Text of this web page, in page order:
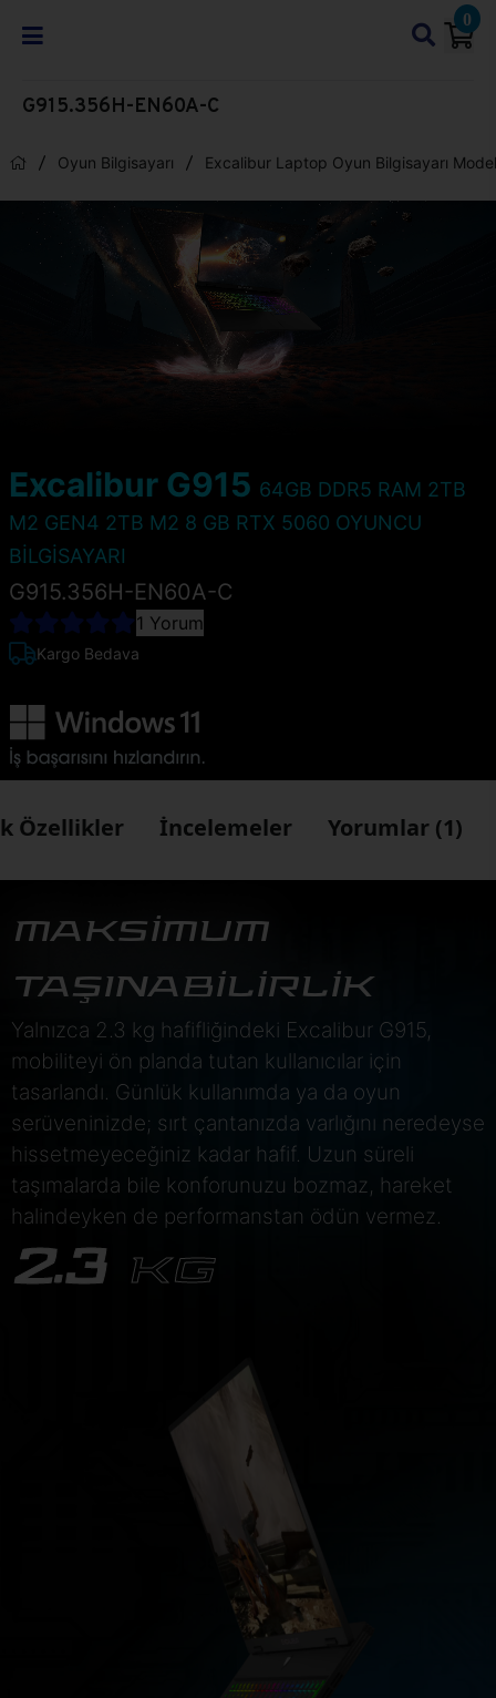
0
G915.356H-EN60A-C
Oyun Bilgisayarı Excalibur Laptop Oyun Bilgisayarı
Excalibur G915 64GB DDR5 RAM 2TB
M2 GEN4 2TB M2 8 GB RTX 5060 OYUNCU
BİLGİSAYARI
G915.356H-EN60A-C
1 Yorum
Kargo Bedava
Özellikler İncelemeler Yorumlar (1)
MAKSİMUM
TAŞINABİLİRLİK
Yalnızca 2.3 kg hafifliğindeki Excalibur G915,
mobiliteyi ön planda tutan kullanıcılar için
tasarlandı. Günlük kullanımda ya da oyun
serüveninizde; sırt çantanızda varlığını neredeyse
hissetmeyeceğiniz kadar hafif. Uzun süreli
taşımalarda bile konforunuzu bozmaz, hareket
halindeyken de performanstan ödün vermez.
2.3 KG